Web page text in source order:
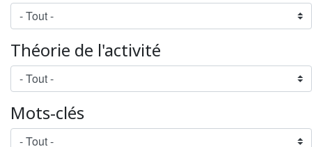
Théorie de l'activité
Mots-clés